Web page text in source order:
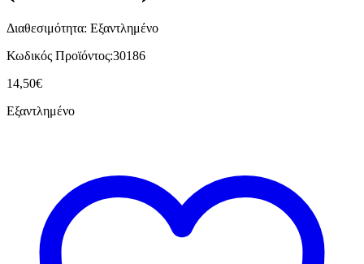
Διαθεσιμότητα: Εξαντλημένο
Κωδικός Προϊόντος:30186
14,50€
Εξαντλημένο